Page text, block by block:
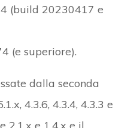
(build 20230417 e
(e superiore).
dalla seconda
4.3.6, 4.3.4, 4.3.3 e
2.1.x e 1.4.x e il